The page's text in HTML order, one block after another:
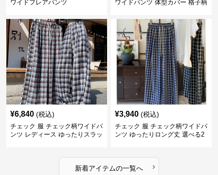
ワイドフレアパンツ
ワイドパンツ 体型カバー 格子柄
¥6,840 (税込)
チェック 服 チェック柄ワイドパ
ンツ レディース ゆったりスラッ
¥3,940 (税込)
チェック 服 チェック柄ワイドパ
ンツ ゆったりロング丈 選べる2
新着アイテムの一覧へ ›